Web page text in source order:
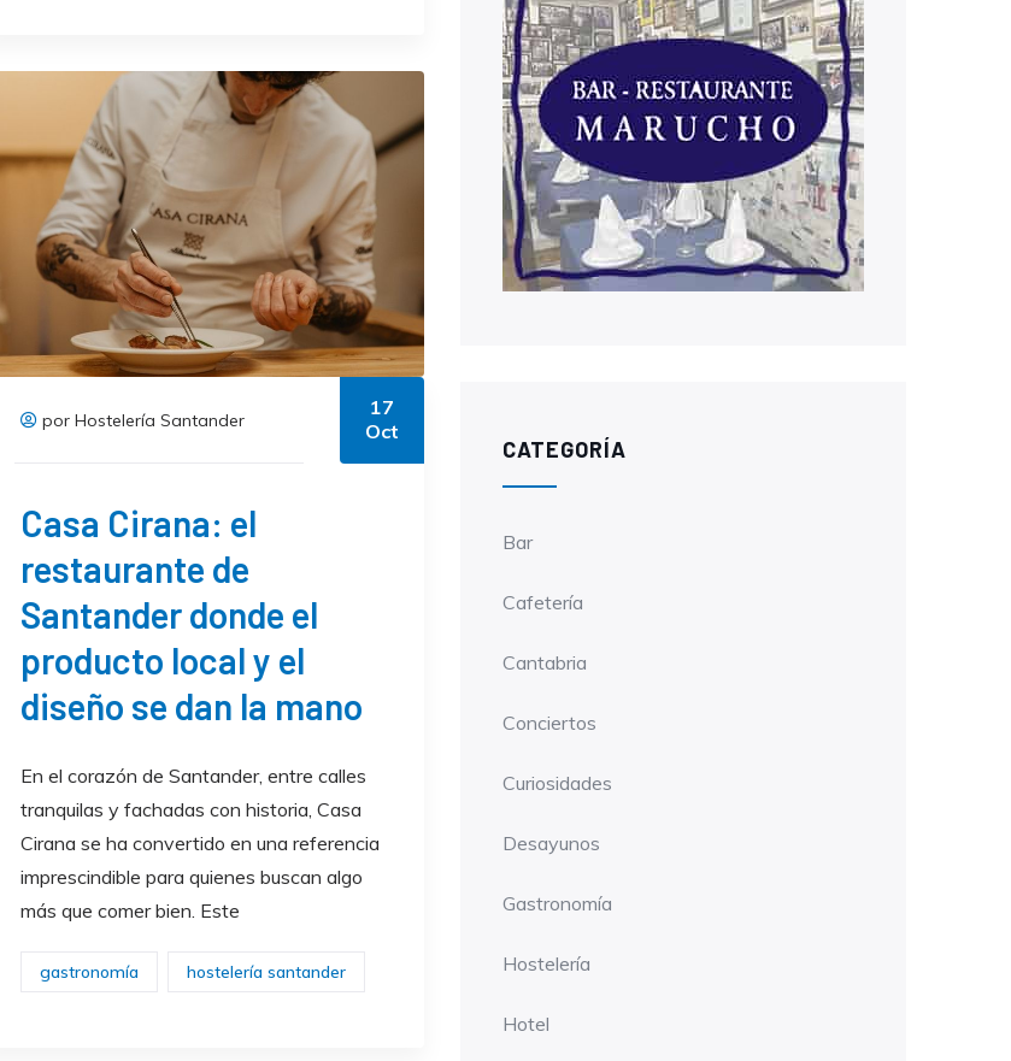
por Hostelería Santander
17
Oct
Casa Cirana: el
restaurante de
Santander donde el
producto local y el
diseño se dan la mano
En el corazón de Santander, entre calles
tranquilas y fachadas con historia, Casa
Cirana se ha convertido en una referencia
imprescindible para quienes buscan algo
más que comer bien. Este
gastronomía hostelería santander
CATEGORÍA
Bar
Cafetería
Cantabria
Conciertos
Curiosidades
Desayunos
Gastronomía
Hostelería
Hotel